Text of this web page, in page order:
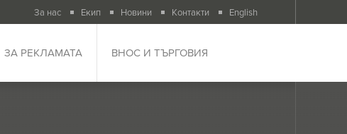
За нас Екип Новини Контакти English
ЗА РЕКЛАМАТА ВНОС И ТЪРГОВИЯ